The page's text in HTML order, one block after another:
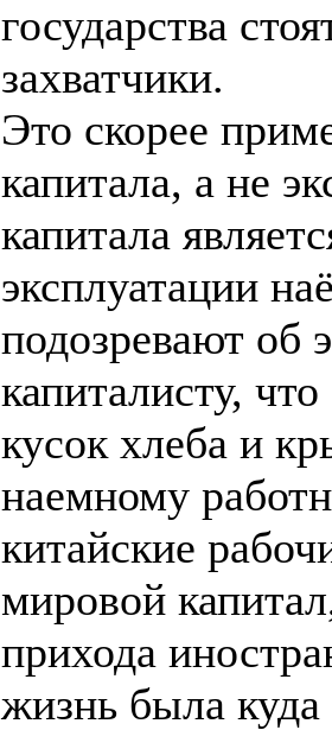
государства
захватчики.
Это скорее
капитала, а не
капитала
эксплуатации
подозревают об
капиталисту,
кусок хлеба и
наемному
китайские
мировой
прихода
жизнь была